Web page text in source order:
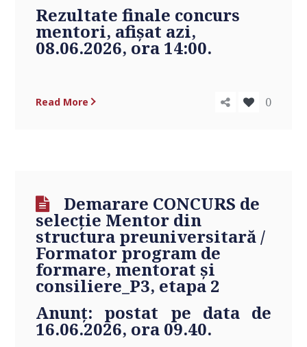
Rezultate finale concurs
mentori, afişat azi,
08.06.2026, ora 14:00.
Read More 0
Demarare CONCURS de
selecție Mentor din
structura preuniversitară /
Formator program de
formare, mentorat și
consiliere_P3, etapa 2
Anunț: postat pe data de
16.06.2026, ora 09.40.